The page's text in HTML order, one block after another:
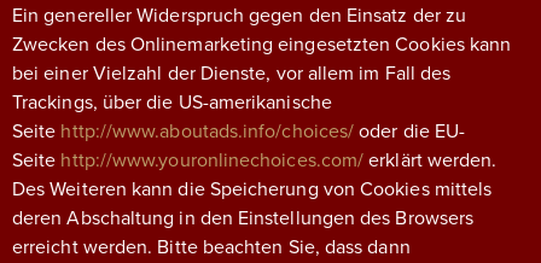
Ein genereller Widerspruch gegen den Einsatz der zu
Zwecken des Onlinemarketing eingesetzten Cookies kann
bei einer Vielzahl der Dienste, vor allem im Fall des
Trackings, über die US-amerikanische
Seitehttp://www.aboutads.info/choices/oder die EU-
Seitehttp://www.youronlinechoices.com/erklärt werden.
Des Weiteren kann die Speicherung von Cookies mittels
deren Abschaltung in den Einstellungen des Browsers
erreicht werden. Bitte beachten Sie, dass dann